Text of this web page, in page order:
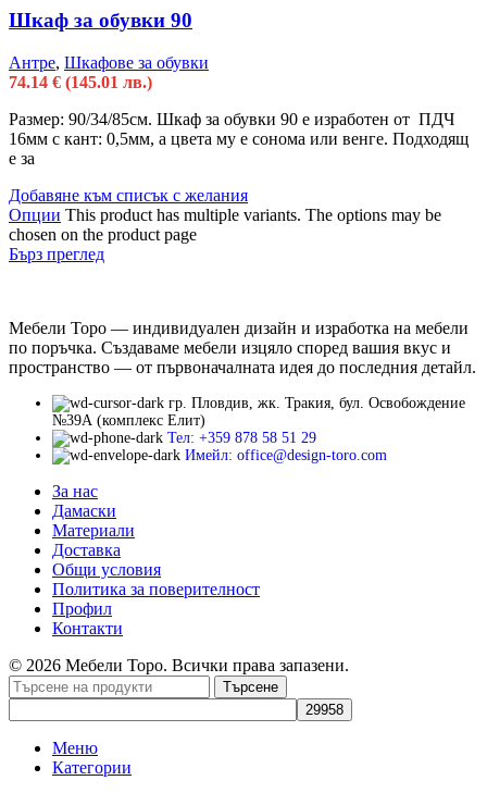
Шкаф за обувки 90
Антре, Шкафове за обувки
74.14 € (145.01 лв.)
Размер: 90/34/85см. Шкаф за обувки 90 е изработен от ПДЧ
16мм с кант: 0,5мм, а цвета му е сонома или венге. Подходящ
е за
Добавяне към списък с желания
Опции This product has multiple variants. The options may be
chosen on the product page
Бърз преглед
Мебели Торо — индивидуален дизайн и изработка на мебели
по поръчка. Създаваме мебели изцяло според вашия вкус и
пространство — от първоначалната идея до последния детайл.
гр. Пловдив, жк. Тракия, бул. Освобождение
№39А (комплекс Елит)
Тел: +359 878 58 51 29
Имейл: office@design-toro.com
За нас
Дамаски
Материали
Доставка
Общи условия
Политика за поверителност
Профил
Контакти
© 2026 Мебели Торо. Всички права запазени.
Търсене
Меню
Категории